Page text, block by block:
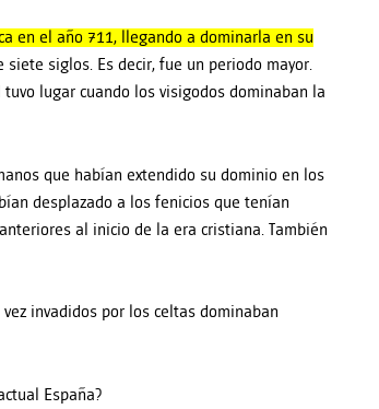
en el año 711, llegando a dominarla en su
siglos. Es decir, fue un periodo mayor.
lugar cuando los visigodos dominaban la
que habían extendido su dominio en los
desplazado a los fenicios que tenían
al inicio de la era cristiana. También
invadidos por los celtas dominaban
España?